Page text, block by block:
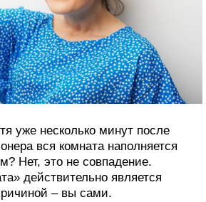
уже несколько минут после
вся комната наполняется
Нет, это не совпадение.
действительно является
– вы сами.